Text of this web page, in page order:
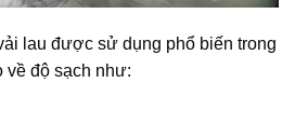
lau được sử dụng phổ biến trong
về độ sạch như: